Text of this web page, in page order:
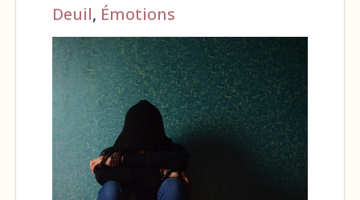
Deuil, Émotions